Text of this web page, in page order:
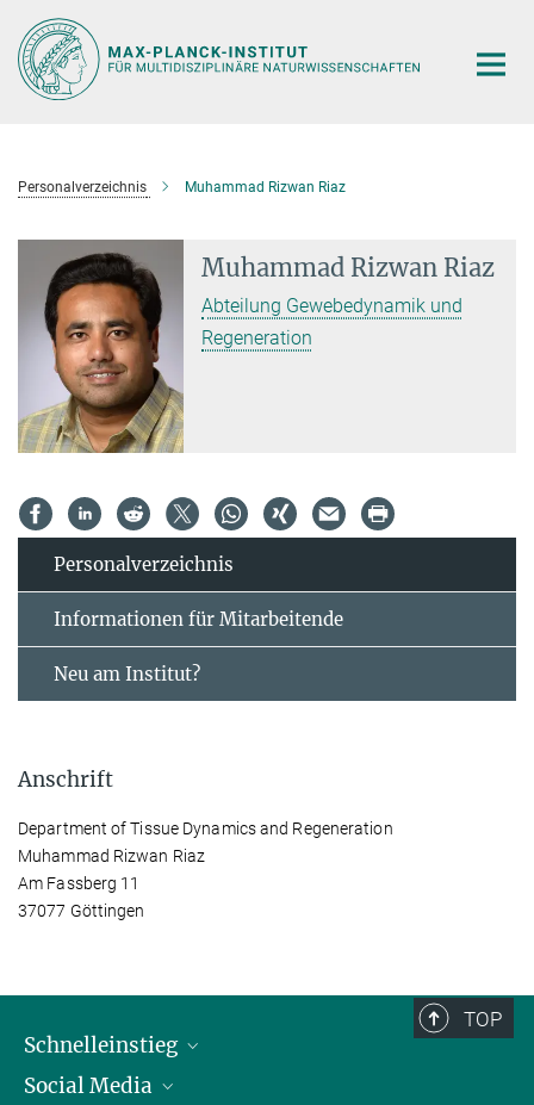
Hauptinhalt
Personalverzeichnis Muhammad Rizwan Riaz
Muhammad Rizwan Riaz
Abteilung Gewebedynamik und
Regeneration
Personal­verzeichnis
Informationen für Mitarbeitende
Neu am Institut?
Anschrift
Department of Tissue Dynamics and Regeneration
Muhammad Rizwan Riaz
Am Fassberg 11
37077 Göttingen
TOP
Schnelleinstieg
Alumni
Social Media